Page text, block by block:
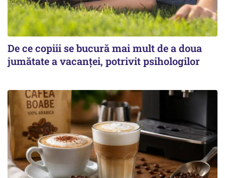
De ce copiii se bucură mai mult de a doua
jumătate a vacanței, potrivit psihologilor